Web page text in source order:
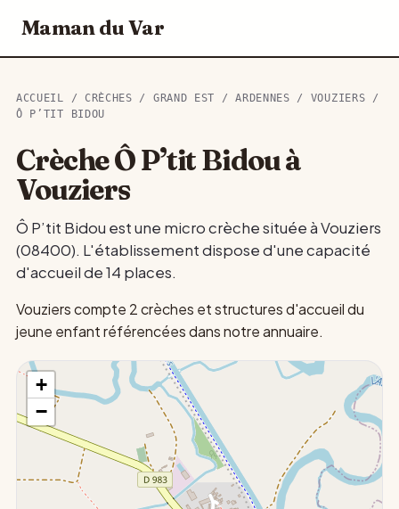
Maman du Var
ACCUEIL / CRÈCHES / GRAND EST /ARDENNES / VOUZIERS /
Ô P’TIT BIDOU
Crèche Ô P’tit Bidou à
Vouziers
Ô P’tit Bidou est une micro crèche située à Vouziers
(08400). L'établissement dispose d'une capacité
d'accueil de 14 places.
Vouziers compte 2 crèches et structures d'accueil du
jeune enfant référencées dans notre annuaire.
+
−